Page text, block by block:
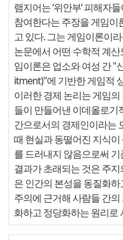
램지어는 ‘위안부‘ 피해자
참여한다는 주장을 게임이
고 있다. 그는 게임이론이
논문에서 어떤 수학적 계
임이론은 업소와 여성 간 "
itment)"에 기반한 게임적
이러한 경제 논리는 게임
들이 만들어낸 이데올로기
간으로서의 경제인이라는
때 현실과 동떨어진 지식
를 드러내지 않음으로써
결과가 초래되는 것은 주
은 인간의 본성을 동질화
주의에 근거해 사람들 간
화하고 정당화하는 원리로